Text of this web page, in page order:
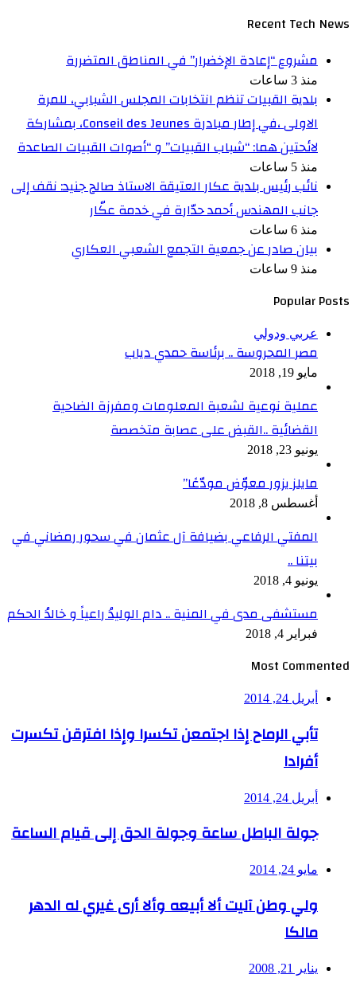
Recent Tech News
مشروع “إعادة الإخضرار” في المناطق المتضررة
منذ 3 ساعات
بلدية القبيات تنظم انتخابات المجلس الشبابي، للمرة
الاولى ،في إطار مبادرة Conseil des Jeunes، بمشاركة
لائحتين هما: “شباب القبيات” و “أصوات القبيات الصاعدة
منذ 5 ساعات
نائب رئيس بلدية عكار العتيقة الاستاذ صالح جنيد: نقف إلى
جانب المهندس أحمد حدّارة في خدمة عكّار
منذ 6 ساعات
بيان صادر عن جمعية التجمع الشعبي العكاري
منذ 9 ساعات
Popular Posts
عربي ودولي
مصر المحروسة .. برئاسة حمدي دياب
مايو 19, 2018
عملية نوعية لشعبة المعلومات ومفرزة الضاحية
القضائية ..القبض على عصابة متخصصة
يونيو 23, 2018
مايلز يزور معوّض مودّعًا”
أغسطس 8, 2018
المفتي الرفاعي بضيافة آل عثمان في سحور رمضاني في
بيتنا ..
يونيو 4, 2018
مستشفى مدى في المنية .. دام الوليدُ راعياً و خالدُ الحكم
فبراير 4, 2018
Most Commented
أبريل 24, 2014
تأبي الرماح إذا اجتمعن تكسرا وإذا افترقن تكسرت
أفرادا
أبريل 24, 2014
جولة الباطل ساعة وجولة الحق إلى قيام الساعة
مايو 24, 2014
ولي وطن آليت ألا أبيعه وألا أرى غيري له الدهر
مالكا
يناير 21, 2008